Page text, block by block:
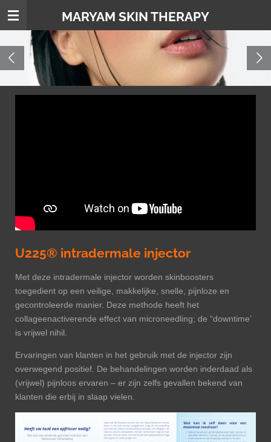
Ga
de
hoofdinhoud
MARYAM SKIN THERAPY
U225® intradermale injector
Met deze intradermale injector worden skinboosters
toegedient op een veilige, makkelijke, snelle, pijnloze en
gecontroleerde manier. Deze methode heeft het
collageenactiverende effect van microneedling; de “downtime’
is vrijwel nihil.
Ervaringen van klanten in het gebruik met de injector zijn
overwegend positief. De behandelingen worden inderdaad als
(vrijwel) pijnloos ervaren – er zijn zelfs gevallen bekend van
klanten die erbij in slaap vielen.